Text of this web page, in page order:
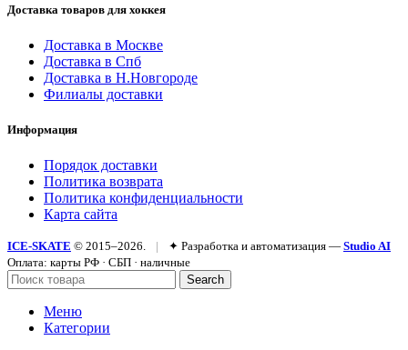
Доставка товаров для хоккея
Доставка в Москве
Доставка в Спб
Доставка в Н.Новгороде
Филиалы доставки
Информация
Порядок доставки
Политика возврата
Политика конфиденциальности
Карта сайта
ICE-SKATE © 2015–2026. | ✦ Разработка и автоматизация — Studio AI
Оплата: карты РФ · СБП · наличные
Search
Меню
Категории